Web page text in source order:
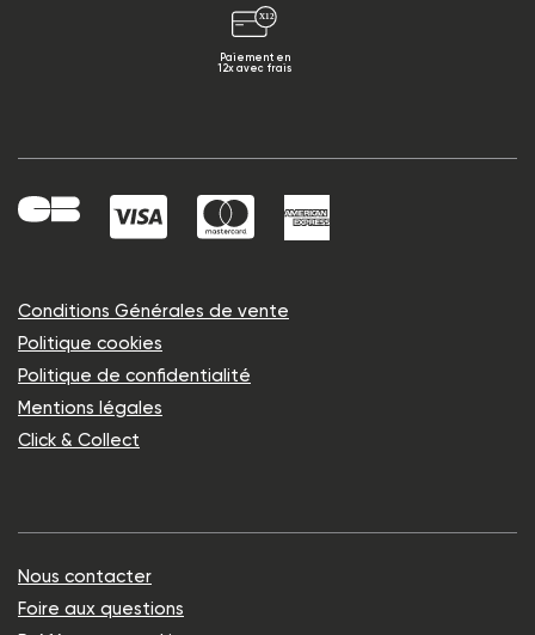
Paiement en
12x avec frais
Conditions Générales de vente
Politique cookies
Politique de confidentialité
Mentions légales
Click & Collect
Nous contacter
Foire aux questions